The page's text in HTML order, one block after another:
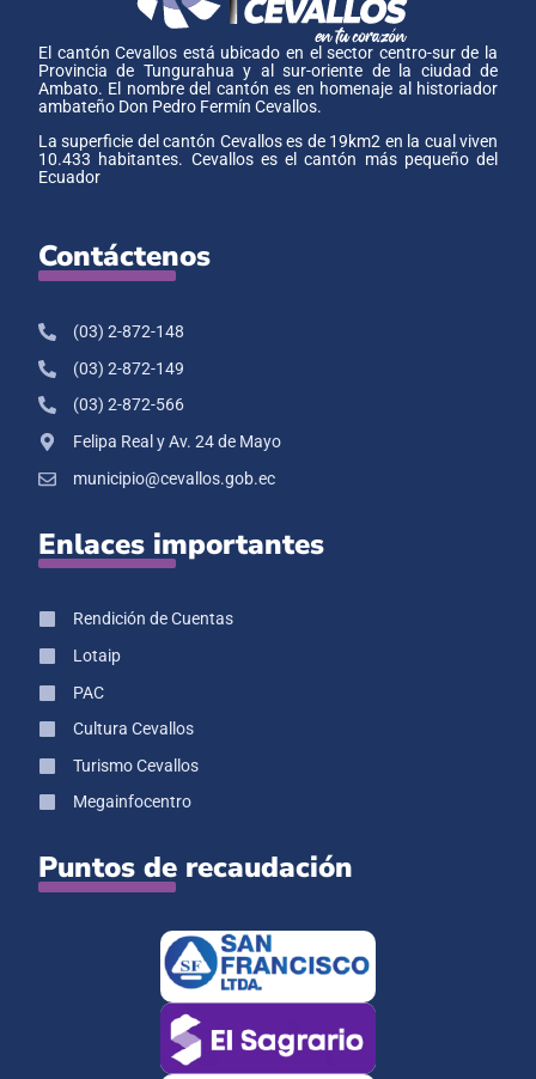
El cantón Cevallos está ubicado en el sector centro-sur de la
Provincia de Tungurahua y al sur-oriente de la ciudad de
Ambato. El nombre del cantón es en homenaje al historiador
ambateño Don Pedro Fermín Cevallos.
La superficie del cantón Cevallos es de 19km2 en la cual viven
10.433 habitantes. Cevallos es el cantón más pequeño del
Ecuador
Contáctenos
(03) 2-872-148
(03) 2-872-149
(03) 2-872-566
Felipa Real y Av. 24 de Mayo
municipio@cevallos.gob.ec
Enlaces importantes
Rendición de Cuentas
Lotaip
PAC
Cultura Cevallos
Turismo Cevallos
Megainfocentro
Puntos de recaudación